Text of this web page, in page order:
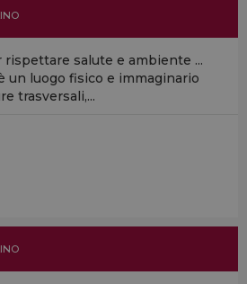
rispettare salute e ambiente ...
un luogo fisico e immaginario
trasversali,...